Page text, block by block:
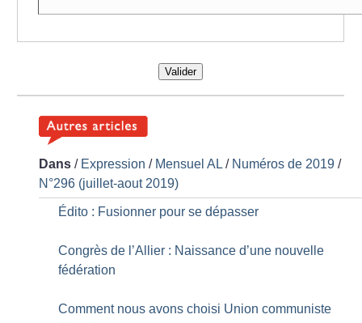
Valider
Dans / Expression / Mensuel AL / Numéros de 2019 /
N°296 (juillet-aout 2019)
Édito : Fusionner pour se dépasser
Congrès de l’Allier : Naissance d’une nouvelle
fédération
Comment nous avons choisi Union communiste